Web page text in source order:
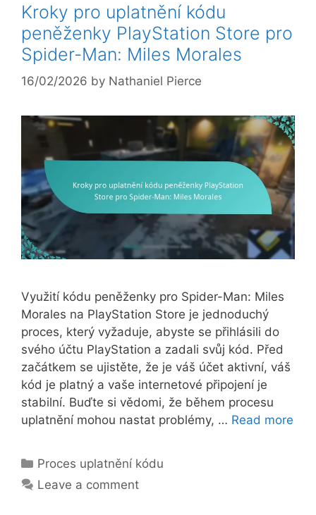
Kroky pro uplatnění kódu
peněženky PlayStation Store pro
Spider-Man: Miles Morales
16/02/2026 by Nathaniel Pierce
Využití kódu peněženky pro Spider-Man: Miles
Morales na PlayStation Store je jednoduchý
proces, který vyžaduje, abyste se přihlásili do
svého účtu PlayStation a zadali svůj kód. Před
začátkem se ujistěte, že je váš účet aktivní, váš
kód je platný a vaše internetové připojení je
stabilní. Buďte si vědomi, že během procesu
uplatnění mohou nastat problémy, … Read more
Categories
Proces uplatnění kódu
Leave a comment